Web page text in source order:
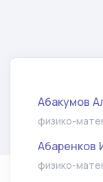
Абакумов
физико-
Абаренков
физико-